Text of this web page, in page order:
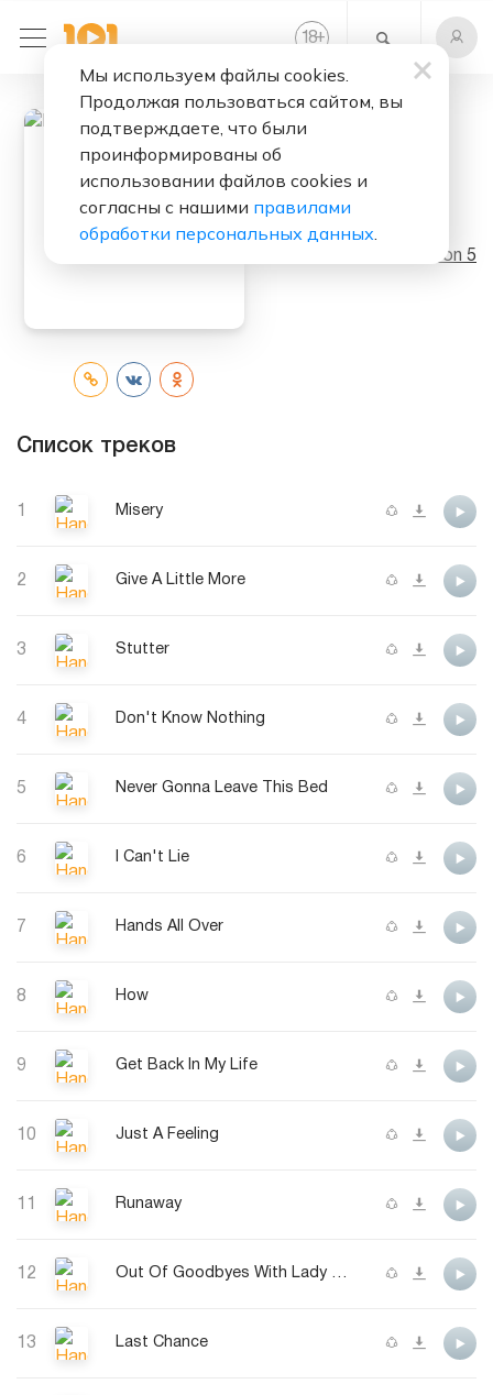
18+
Слушать бесплатно
Hands All Over
Maroon 5
Список треков
1 Misery
2 Give A Little More
3 Stutter
4 Don't Know Nothing
5 Never Gonna Leave This Bed
6 I Can't Lie
7 Hands All Over
8 How
9 Get Back In My Life
10 Just A Feeling
11 Runaway
12 Out Of Goodbyes With Lady Antebellum
13 Last Chance
Мы используем файлы cookies.
Продолжая пользоваться сайтом, вы
подтверждаете, что были
проинформированы об
использовании файлов cookies и
согласны с нашими правилами
обработки персональных данных.